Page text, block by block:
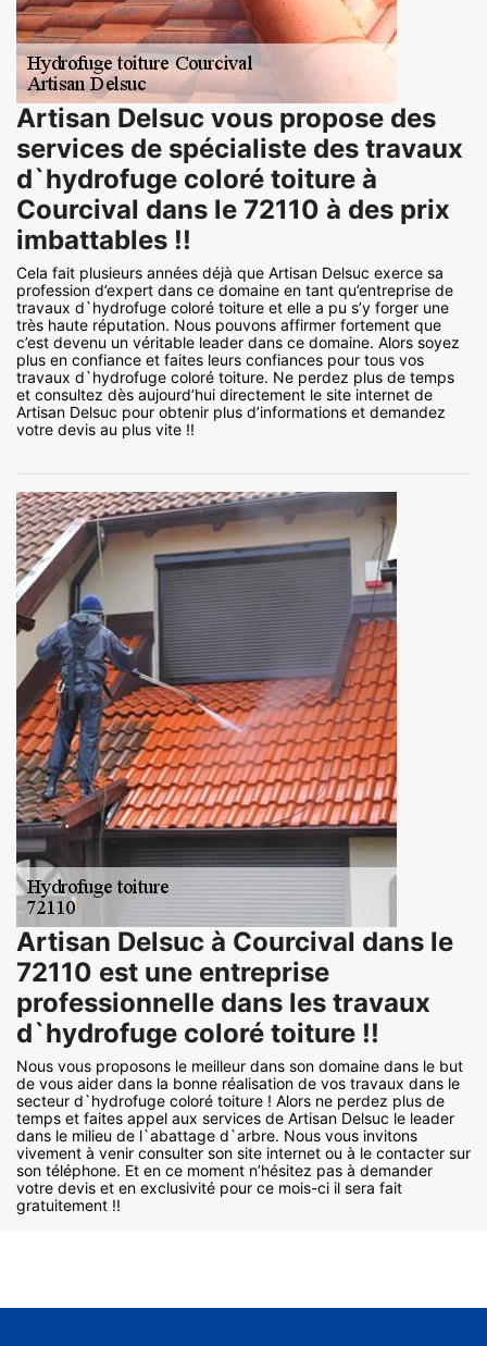
Artisan Delsuc vous propose des
services de spécialiste des travaux
d`hydrofuge coloré toiture à
Courcival dans le 72110 à des prix
imbattables !!
Cela fait plusieurs années déjà que Artisan Delsuc exerce sa
profession d’expert dans ce domaine en tant qu’entreprise de
travaux d`hydrofuge coloré toiture et elle a pu s’y forger une
très haute réputation. Nous pouvons affirmer fortement que
c’est devenu un véritable leader dans ce domaine. Alors soyez
plus en confiance et faites leurs confiances pour tous vos
travaux d`hydrofuge coloré toiture. Ne perdez plus de temps
et consultez dès aujourd’hui directement le site internet de
Artisan Delsuc pour obtenir plus d’informations et demandez
votre devis au plus vite !!
Artisan Delsuc à Courcival dans le
72110 est une entreprise
professionnelle dans les travaux
d`hydrofuge coloré toiture !!
Nous vous proposons le meilleur dans son domaine dans le but
de vous aider dans la bonne réalisation de vos travaux dans le
secteur d`hydrofuge coloré toiture ! Alors ne perdez plus de
temps et faites appel aux services de Artisan Delsuc le leader
dans le milieu de l`abattage d`arbre. Nous vous invitons
vivement à venir consulter son site internet ou à le contacter sur
son téléphone. Et en ce moment n’hésitez pas à demander
votre devis et en exclusivité pour ce mois-ci il sera fait
gratuitement !!